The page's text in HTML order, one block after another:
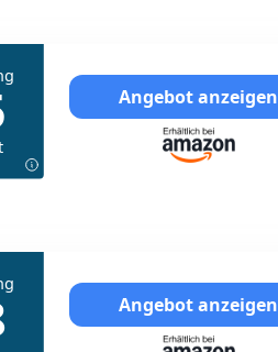
Angebot anzeigen
Angebot anzeigen